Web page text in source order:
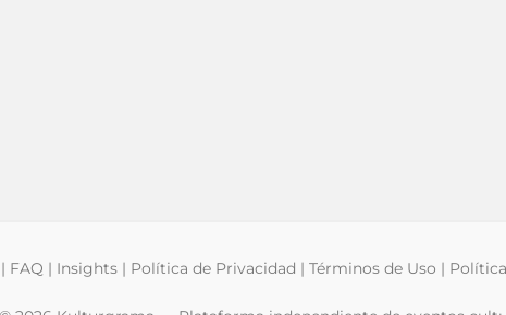
| FAQ | Insights | Política de Privacidad | Términos de Uso |